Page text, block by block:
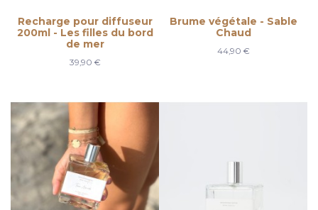
Recharge pour diffuseur
200ml - Les filles du bord
de mer
39,90 €
Brume végétale - Sable
Chaud
44,90 €